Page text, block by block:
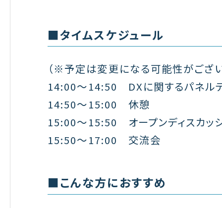
■タイムスケジュール
（※予定は変更になる可能性がござ
14:00～14:50 DXに関するパネルデ
14:50～15:00 休憩
15:00～15:50 オープンディスカッ
15:50～17:00 交流会
■こんな方におすすめ